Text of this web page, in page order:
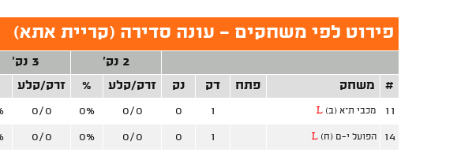
פירוט לפי משחקים - עונה סדירה (קריית אתא)
2 נק' 3 נק'
#
משחק פתח דק נק זרק/קלע % זרק/קלע
11 מכבי ת"א (ב) L
1
0
0/0
0%
0/0
14 הפועל י-ם (ח) L
1
0
0/0
0%
0/0